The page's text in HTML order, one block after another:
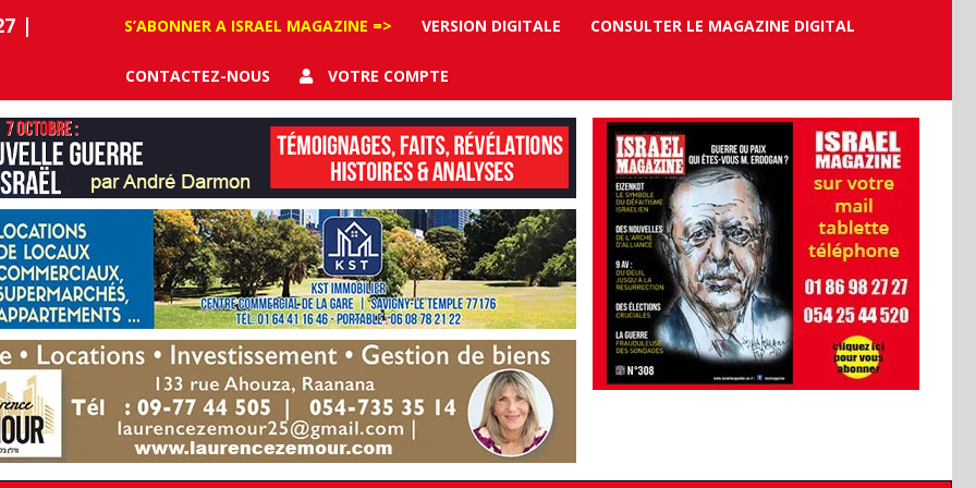
|
S’ABONNER A ISRAEL MAGAZINE => VERSION DIGITALE CONSULTER LE MAGAZINE DIGITAL
CONTACTEZ-NOUS VOTRE COMPTE